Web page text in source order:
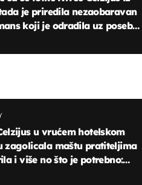
je priredila nezaobaravan
koji je odradila uz poseban
u vrućem hotelskom
zagolicala maštu pratiteljima
i više no što je potrebno: